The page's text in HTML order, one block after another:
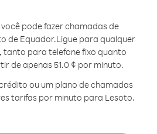
pode fazer chamadas de
de Equador.Ligue para qualquer
tanto para telefone fixo quanto
de apenas 51.0 ¢ por minuto.
ou um plano de chamadas
tarifas por minuto para Lesoto.